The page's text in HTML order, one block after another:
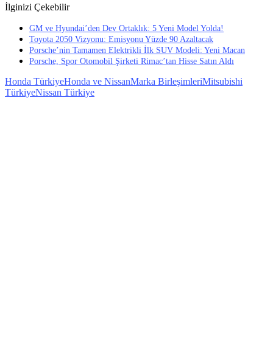
İlginizi Çekebilir
GM ve Hyundai’den Dev Ortaklık: 5 Yeni Model Yolda!
Toyota 2050 Vizyonu: Emisyonu Yüzde 90 Azaltacak
Porsche’nin Tamamen Elektrikli İlk SUV Modeli: Yeni Macan
Porsche, Spor Otomobil Şirketi Rimac’tan Hisse Satın Aldı
Honda TürkiyeHonda ve NissanMarka BirleşimleriMitsubishi
TürkiyeNissan Türkiye